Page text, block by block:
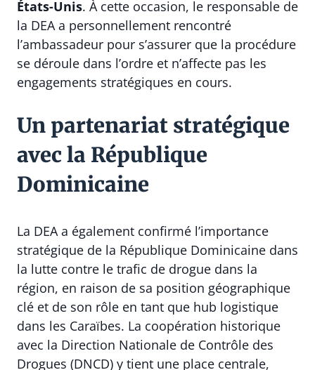
États-Unis. À cette occasion, le responsable de
la DEA a personnellement rencontré
l’ambassadeur pour s’assurer que la procédure
se déroule dans l’ordre et n’affecte pas les
engagements stratégiques en cours.
Un partenariat stratégique
avec la République
Dominicaine
La DEA a également confirmé l’importance
stratégique de la République Dominicaine dans
la lutte contre le trafic de drogue dans la
région, en raison de sa position géographique
clé et de son rôle en tant que hub logistique
dans les Caraïbes. La coopération historique
avec la Direction Nationale de Contrôle des
Drogues (DNCD) y tient une place centrale,